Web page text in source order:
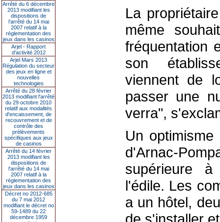
Arrêté du 6 décembre
2013 modifiant les
dispositions de
l’arrêté du 14 mai
2007 relatif à la
réglementation des
jeux dans les casinos
Arjel - Rapport
d'activité 2012
Arjel Mars 2013
Régulation du secteur
des jeux en ligne et
nouvelles
technologies
Arrêté du 28 février
2013 modifiant l'arrêté
du 29 octobre 2010
relatif aux modalités
d'encaissement, de
recouvrement et de
contrôle des
prélèvements
spécifiques aux jeux
de casinos
Arrêté du 14 février
2013 modifiant les
dispositions de
l'arrêté du 14 mai
2007 relatif à la
réglementation des
jeux dans les casinos
Décret no 2012-685
du 7 mai 2012
modifiant le décret no
59-1489 du 22
décembre 1959
La
même
fréquentation
son
viennent de
passer une
verra",
Un
d'Arnac-
supérieure
l'édile. Les
a un hôtel,